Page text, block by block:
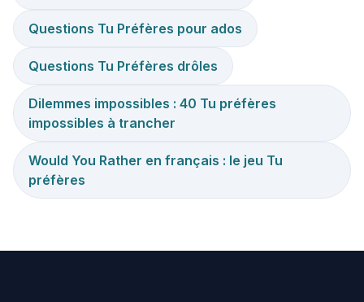
Questions Tu Préfères pour ados
Questions Tu Préfères drôles
Dilemmes impossibles : 40 Tu préfères
impossibles à trancher
Would You Rather en français : le jeu Tu
préfères